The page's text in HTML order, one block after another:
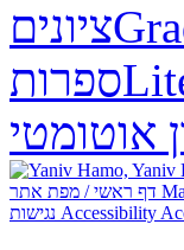
ציונים
ספרות
אוטומטי
Accessibility